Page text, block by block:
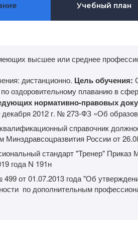
Учебный план
высшее или среднее
дистанционно. Цель обучения:
по оздоровительному плаванию в
нормативно-правовых
2012 г. № 273-ФЗ «Об
справочник
Минздравсоцразвития России от
стандарт "Тренер" Приказ
года N 191н
от 01.07.2013 года "Об
по дополнительным